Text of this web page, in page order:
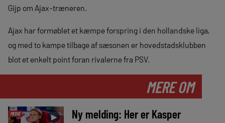
Gijp om Ajax-træneren.
Ajax har formøblet et kæmpe forspring i den hollandske liga,
og med to kampe tilbage af sæsonen er hovedstadsklubben
blot et enkelt point foran rivalerne fra PSV.
MERE OM
MEDIE ►
Ny melding: Her er Kasper